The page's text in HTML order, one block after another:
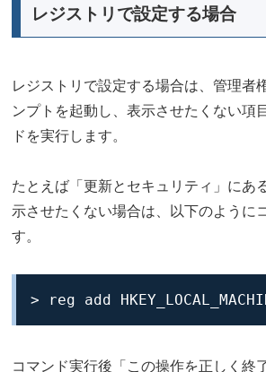
レジストリで設定する場合
レジストリで設定する場合は、管理者
ンプトを起動し、表示させたくない項
ドを実行します。
たとえば「更新とセキュリティ」にあ
示させたくない場合は、以下のように
す。
> reg add
コマンド実行後「この操作を正しく終